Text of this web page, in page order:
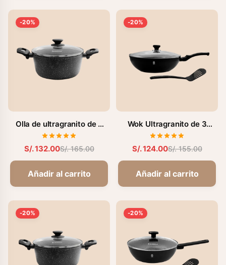
-20%
Olla de ultragranito de 2
pzs. (FZ-C528TM)
S/. 132.00S/. 165.00
Añadir al carrito
-20%
Wok Ultragranito de 3
Pzas - 28 cm (FZ-
M328WK)
S/. 124.00S/. 155.00
Añadir al carrito
-20% -20%